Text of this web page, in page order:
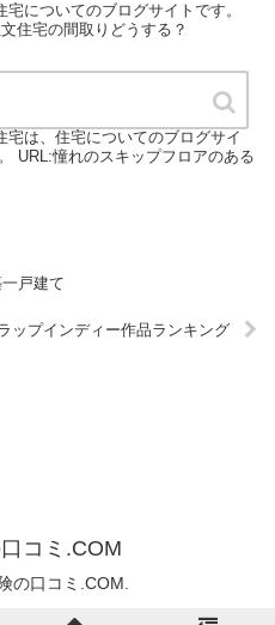
についてのブログサイトです。
住宅の間取りどうする？
文住宅
は、住宅についてのブログサイ
URL:憧れのスキップフロアのある
戸建て
ップインディー作品ランキング
コミ.COM
の口コミ.COM.